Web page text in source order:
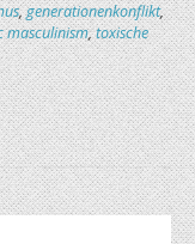
,generationenkonflikt,
masculinism,toxische